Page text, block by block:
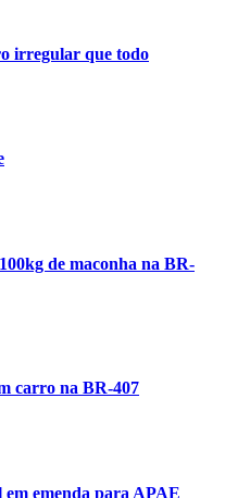
irregular que todo
de maconha na BR-
carro na BR-407
emenda para APAE